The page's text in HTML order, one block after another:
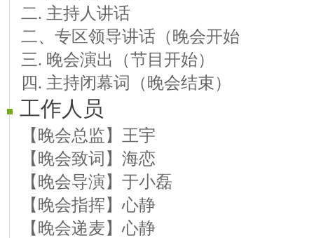
二. 主持人讲话
二、专区领导讲话（晚会开始
三. 晚会演出（节目开始）
四. 主持闭幕词（晚会结束）
工作人员
【晚会总监】王宇
【晚会致词】海恋
【晚会导演】于小磊
【晚会指挥】心静
【晚会递麦】心静